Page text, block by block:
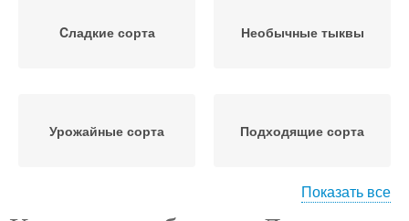
Cладкие сорта Необычные тыквы
Урожайные сорта Подходящие сорта
Показать все